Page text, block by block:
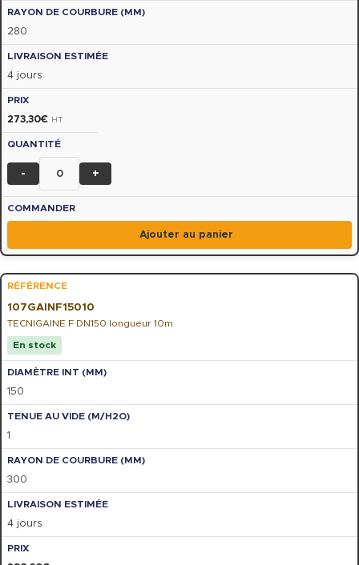
280
4 jours
273,30€ HT
- +
Ajouter au panier
107GAINF15010
TECNIGAINE F DN150 longueur 10m
En stock
150
1
300
4 jours